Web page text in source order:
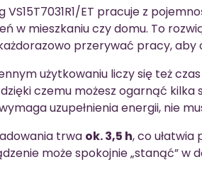
VS15T7031R1/ET pracuje z
w mieszkaniu czy domu. To
przerywać pracy, aby
użytkowaniu liczy się też
czemu możesz ogarnąć kilka
uzupełnienia energii, nie
trwa ok. 3,5 h, co ułatwia
może spokojnie „stanąć” w